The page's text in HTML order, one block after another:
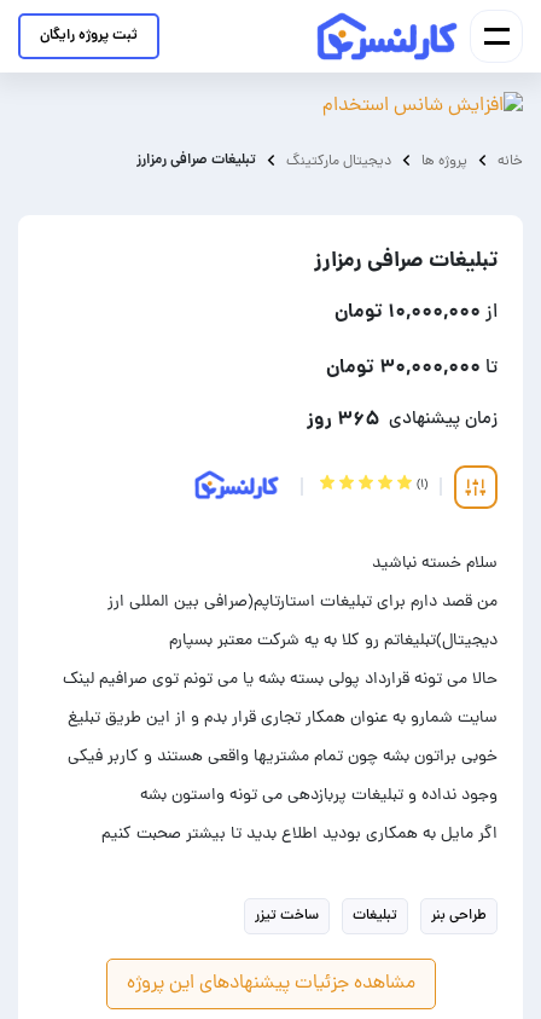
ثبت پروژه رایگان
خانه پروژه ها دیجیتال مارکتینگ تبلیغات صرافی رمزارز
تبلیغات صرافی رمزارز
از ۱۰,۰۰۰,۰۰۰ تومان
تا ۳۰,۰۰۰,۰۰۰ تومان
زمان پیشنهادی ۳۶۵ روز
(۱)
من قصد دارم برای تبلیغات استارتاپم(صرافی بین المللی ارز
حالا می تونه قرارداد پولی بسته بشه یا می تونم توی صرافیم لینک
سایت شمارو به عنوان همکار تجاری قرار بدم و از این طریق تبلیغ
خوبی براتون بشه چون تمام مشتریها واقعی هستند و کاربر فیکی
اگر مایل به همکاری بودید اطلاع بدید تا بیشتر صحبت کنیم
طراحی بنر تبلیغات ساخت تیزر
مشاهده جزئیات پیشنهادهای این پروژه